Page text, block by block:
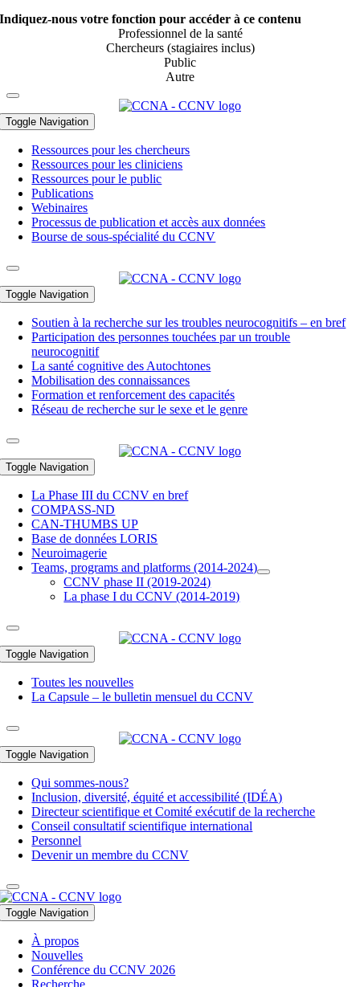
Indiquez-nous votre fonction pour accéder à ce contenu
Professionnel de la santé
Chercheurs (stagiaires inclus)
Public
Autre
Toggle Navigation
Ressources pour les chercheurs
Ressources pour les cliniciens
Ressources pour le public
Publications
Webinaires
Processus de publication et accès aux données
Bourse de sous-spécialité du CCNV
Toggle Navigation
Soutien à la recherche sur les troubles neurocognitifs – en bref
Participation des personnes touchées par un trouble
neurocognitif
La santé cognitive des Autochtones
Mobilisation des connaissances
Formation et renforcement des capacités
Réseau de recherche sur le sexe et le genre
Toggle Navigation
La Phase III du CCNV en bref
COMPASS-ND
CAN-THUMBS UP
Base de données LORIS
Neuroimagerie
Teams, programs and platforms (2014-2024)
CCNV phase II (2019-2024)
La phase I du CCNV (2014-2019)
Toggle Navigation
Toutes les nouvelles
La Capsule – le bulletin mensuel du CCNV
Toggle Navigation
Qui sommes-nous?
Inclusion, diversité, équité et accessibilité (IDÉA)
Directeur scientifique et Comité exécutif de la recherche
Conseil consultatif scientifique international
Personnel
Devenir un membre du CCNV
Toggle Navigation
À propos
Nouvelles
Conférence du CCNV 2026